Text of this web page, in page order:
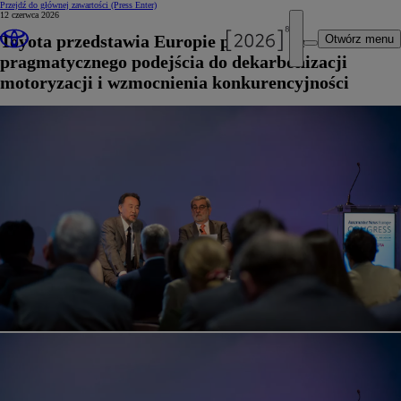
Przejdź do głównej zawartości (Press Enter)
Otwórz menu
12 czerwca 2026
Toyota przedstawia Europie propozycje
pragmatycznego podejścia do dekarbonizacji
motoryzacji i wzmocnienia konkurencyjności